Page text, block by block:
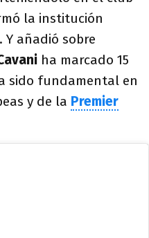
la institución
añadió sobre
ha marcado 15
sido fundamental en
y de la Premier